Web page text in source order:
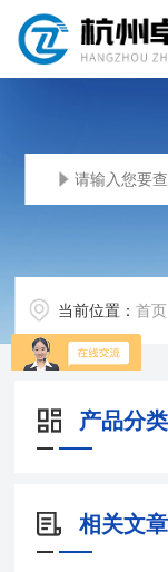
当前位置：首页
产品分类
相关文章